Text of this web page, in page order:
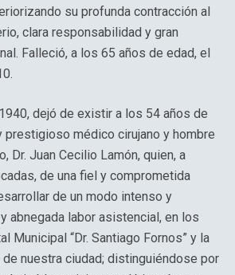
su profunda contracción al
clara responsabilidad y gran
Falleció, a los 65 años de edad, el
dejó de existir a los 54 años de
prestigioso médico cirujano y hombre
Dr. Juan Cecilio Lamón, quien, a
de una fiel y comprometida
de un modo intenso y
abnegada labor asistencial, en los
Municipal “Dr. Santiago Fornos” y la
nuestra ciudad; distinguiéndose por